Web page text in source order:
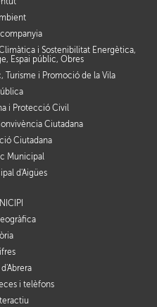
i Sostenibilitat Energètica,
Espai públic, Obres
Turisme i Promoció de la Vila
i Protecció Civil
Ciutadana
Ciutadana
Municipal
d'Aigües
i telèfons